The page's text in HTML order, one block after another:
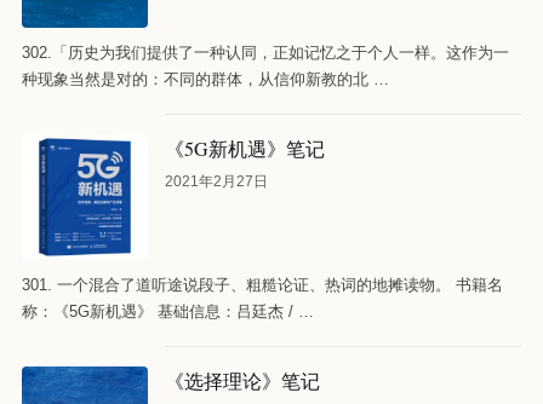
302.「历史为我们提供了一种认同，正如记忆之于个人一样。这作为一
种现象当然是对的：不同的群体，从信仰新教的北 …
《5G新机遇》笔记
2021年2月27日
301. 一个混合了道听途说段子、粗糙论证、热词的地摊读物。 书籍名
称：《5G新机遇》 基础信息：吕廷杰 / …
《选择理论》笔记